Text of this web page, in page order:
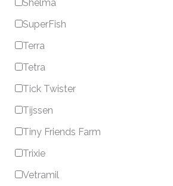
Shelma
SuperFish
Terra
Tetra
Tick Twister
Tijssen
Tiny Friends Farm
Trixie
Vetramil